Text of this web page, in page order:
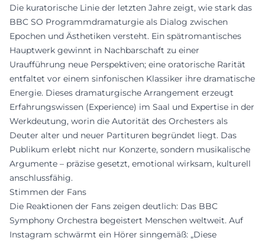
Die kuratorische Linie der letzten Jahre zeigt, wie stark das
BBC SO Programmdramaturgie als Dialog zwischen
Epochen und Ästhetiken versteht. Ein spätromantisches
Hauptwerk gewinnt in Nachbarschaft zu einer
Uraufführung neue Perspektiven; eine oratorische Rarität
entfaltet vor einem sinfonischen Klassiker ihre dramatische
Energie. Dieses dramaturgische Arrangement erzeugt
Erfahrungswissen (Experience) im Saal und Expertise in der
Werkdeutung, worin die Autorität des Orchesters als
Deuter alter und neuer Partituren begründet liegt. Das
Publikum erlebt nicht nur Konzerte, sondern musikalische
Argumente – präzise gesetzt, emotional wirksam, kulturell
anschlussfähig.
Stimmen der Fans
Die Reaktionen der Fans zeigen deutlich: Das BBC
Symphony Orchestra begeistert Menschen weltweit. Auf
Instagram schwärmt ein Hörer sinngemäß: „Diese